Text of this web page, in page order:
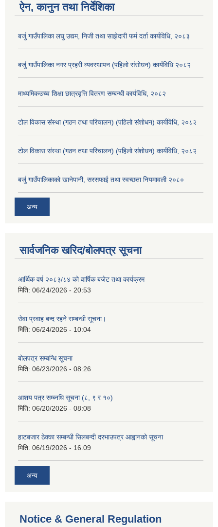
ऐन, कानुन तथा निर्देशिका
बर्जु गाउँपालिका लघु उद्यम, निजी तथा साझेदारी फर्म दर्ता कार्यविधि, २०८३
बर्जु गाउँपालिका नगर प्रहरी व्यवस्थापन (पहिलो संसोधन) कार्यविधि २०८२
माध्यमिकउच्च शिक्षा छात्रवृत्ति वितरण सम्बन्धी कार्यविधि, २०८२
टोल विकास संस्था (गठन तथा परिचालन) (पहिलो संशोधन) कार्यविधि, २०८२
टोल विकास संस्था (गठन तथा परिचालन) (पहिलो संशोधन) कार्यविधि, २०८२
बर्जु गाउँपालिकाको खानेपानी, सरसफाई तथा स्वच्छता नियमावली २०८०
अन्य
सार्वजनिक खरिद/बोलपत्र सूचना
आर्थिक वर्ष २०८३/८४ को वार्षिक बजेट तथा कार्यक्रम
मिति: 06/24/2026 - 20:53
सेवा प्रवाह बन्द रहने सम्बन्धी सूचना।
मिति: 06/24/2026 - 10:04
बोलपत्र सम्बन्धि सूचना
मिति: 06/23/2026 - 08:26
आशय पत्र सम्ब्नधि सूचना (८, ९ र १०)
मिति: 06/20/2026 - 08:08
हाटबजार ठेक्का सम्बन्धी सिलबन्दी दरभाउपत्र आह्वानको सूचना
मिति: 06/19/2026 - 16:09
अन्य
Notice & General Regulation